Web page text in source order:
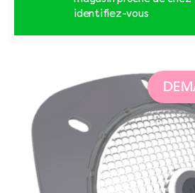
identifiez-vous